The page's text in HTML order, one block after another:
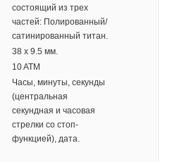
состоящий из трех
частей: Полированный/
сатинированный титан.
38 х 9.5 мм.
10 ATM
Часы, минуты, секунды
(центральная
секундная и часовая
стрелки со стоп-
функцией), дата.